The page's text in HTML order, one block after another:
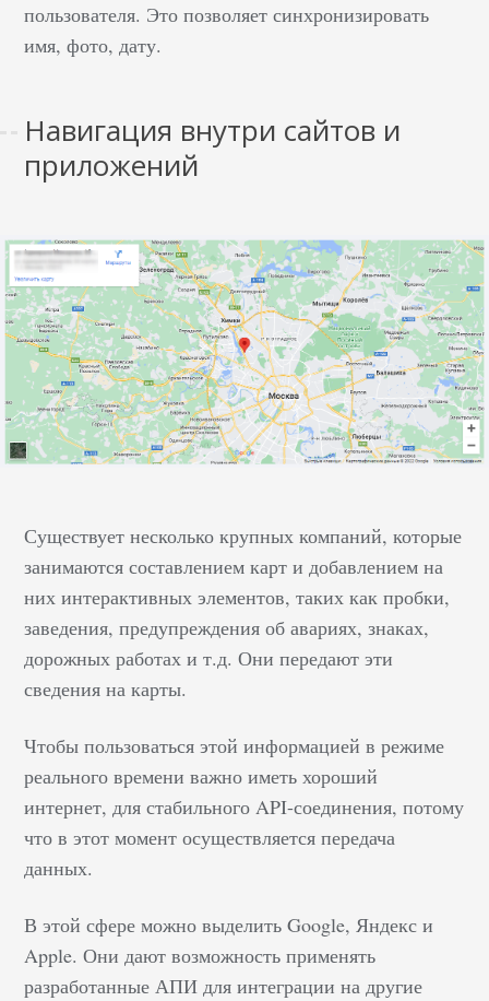
пользователя. Это позволяет синхронизировать
имя, фото, дату.
Навигация внутри сайтов и
приложений
Существует несколько крупных компаний, которые
занимаются составлением карт и добавлением на
них интерактивных элементов, таких как пробки,
заведения, предупреждения об авариях, знаках,
дорожных работах и т.д. Они передают эти
сведения на карты.
Чтобы пользоваться этой информацией в режиме
реального времени важно иметь хороший
интернет, для стабильного API-соединения, потому
что в этот момент осуществляется передача
данных.
В этой сфере можно выделить Google, Яндекс и
Apple. Они дают возможность применять
разработанные АПИ для интеграции на другие